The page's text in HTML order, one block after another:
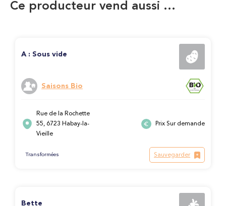
Ce producteur vend aussi …
A : Sous vide
Saisons Bio
Rue de la Rochette
55, 6723 Habay-la-
Vieille
Prix Sur demande
Transformées Sauvegarder
Bette